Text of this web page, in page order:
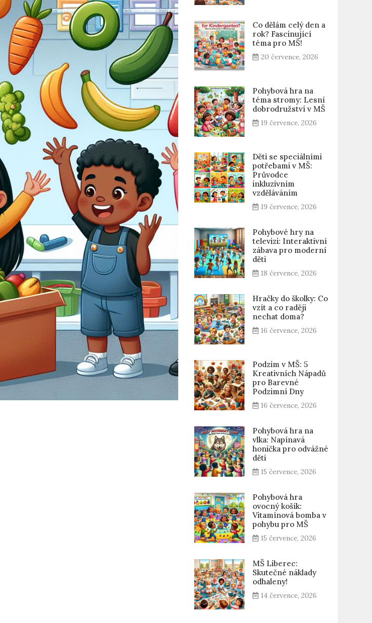
Co dělám celý den a
rok? Fascinující
téma pro MŠ!
20 července, 2026
Pohybová hra na
téma stromy: Lesní
dobrodružství v MŠ
19 července, 2026
Děti se speciálními
potřebami v MŠ:
Průvodce
inkluzivním
vzděláváním
19 července, 2026
Pohybové hry na
televizi: Interaktivní
zábava pro moderní
děti
18 července, 2026
Hračky do školky: Co
vzít a co raději
nechat doma?
16 července, 2026
Podzim v MŠ: 5
Kreativních Nápadů
pro Barevné
Podzimní Dny
16 července, 2026
Pohybová hra na
vlka: Napínavá
honička pro odvážné
děti
15 července, 2026
Pohybová hra
ovocný košík:
Vitamínová bomba v
pohybu pro MŠ
15 července, 2026
MŠ Liberec:
Skutečné náklady
odhaleny!
14 července, 2026